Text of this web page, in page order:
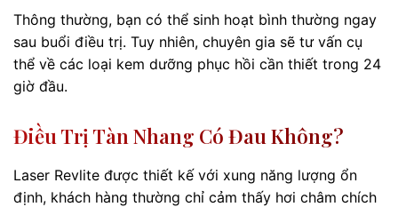
Thông thường, bạn có thể sinh hoạt bình thường ngay
sau buổi điều trị. Tuy nhiên, chuyên gia sẽ tư vấn cụ
thể về các loại kem dưỡng phục hồi cần thiết trong 24
giờ đầu.
Điều Trị Tàn Nhang Có Đau Không?
Laser Revlite được thiết kế với xung năng lượng ổn
định, khách hàng thường chỉ cảm thấy hơi châm chích